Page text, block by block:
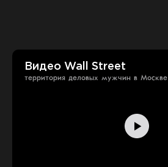
Видео Wall Street
территория деловых мужчин в Москве